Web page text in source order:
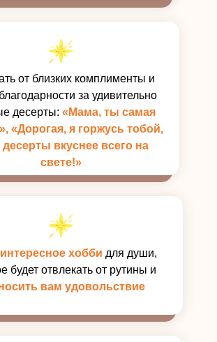
от близких комплименты и
за удивительно
десерты: «Мама, ты самая
«Дорогая, я горжусь тобой,
десерты вкуснее всего на
свете!»
интересное хобби для души,
будет отвлекать от рутины и
вам удовольствие